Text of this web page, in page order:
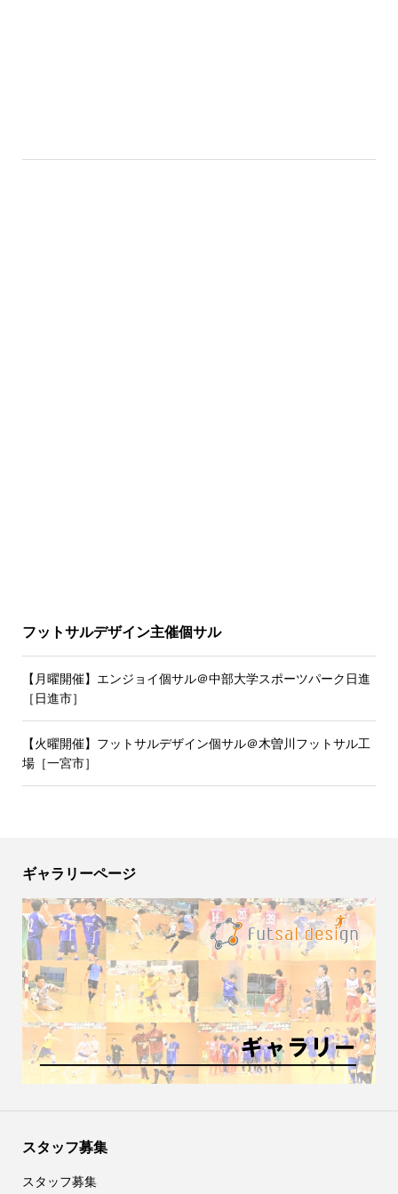
フットサルデザイン主催個サル
【月曜開催】エンジョイ個サル＠中部大学スポーツパーク日進
［日進市］
【火曜開催】フットサルデザイン個サル＠木曽川フットサル工
場［一宮市］
ギャラリーページ
スタッフ募集
スタッフ募集